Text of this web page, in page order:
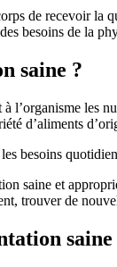
de recevoir la
besoins de la
saine ?
les
d’aliments
besoins
saine et
trouver de
saine